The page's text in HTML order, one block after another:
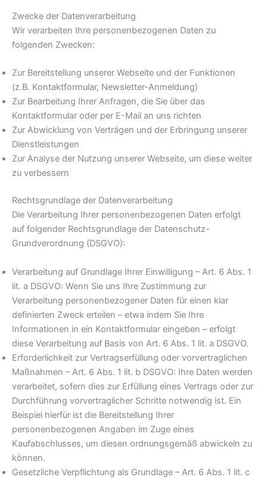
Zwecke der Datenverarbeitung
Wir verarbeiten Ihre personenbezogenen Daten zu
folgenden Zwecken:
Zur Bereitstellung unserer Webseite und der Funktionen
(z.B. Kontaktformular, Newsletter-Anmeldung)
Zur Bearbeitung Ihrer Anfragen, die Sie über das
Kontaktformular oder per E-Mail an uns richten
Zur Abwicklung von Verträgen und der Erbringung unserer
Dienstleistungen
Zur Analyse der Nutzung unserer Webseite, um diese weiter
zu verbessern
Rechtsgrundlage der Datenverarbeitung
Die Verarbeitung Ihrer personenbezogenen Daten erfolgt
auf folgender Rechtsgrundlage der Datenschutz-
Grundverordnung (DSGVO):
Verarbeitung auf Grundlage Ihrer Einwilligung – Art. 6 Abs. 1
lit. a DSGVO: Wenn Sie uns Ihre Zustimmung zur
Verarbeitung personenbezogener Daten für einen klar
definierten Zweck erteilen – etwa indem Sie Ihre
Informationen in ein Kontaktformular eingeben – erfolgt
diese Verarbeitung auf Basis von Art. 6 Abs. 1 lit. a DSGVO.
Erforderlichkeit zur Vertragserfüllung oder vorvertraglichen
Maßnahmen – Art. 6 Abs. 1 lit. b DSGVO: Ihre Daten werden
verarbeitet, sofern dies zur Erfüllung eines Vertrags oder zur
Durchführung vorvertraglicher Schritte notwendig ist. Ein
Beispiel hierfür ist die Bereitstellung Ihrer
personenbezogenen Angaben im Zuge eines
Kaufabschlusses, um diesen ordnungsgemäß abwickeln zu
können.
Gesetzliche Verpflichtung als Grundlage – Art. 6 Abs. 1 lit. c